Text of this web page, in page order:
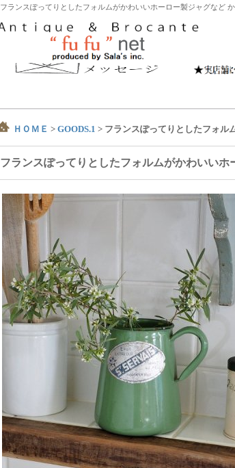
フランスぽってりとしたフォルムがかわいいホーロー製ジャグなど
ＨＯＭＥ > GOODS.1 > フランスぽってりとしたフォル
フランスぽってりとしたフォルムがかわいいホ